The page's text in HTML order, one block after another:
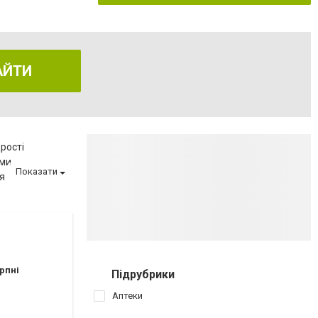
Показати
Підрубрики
Аптеки